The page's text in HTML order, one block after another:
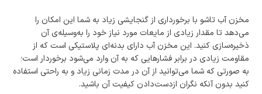
مخزن آب تاشو با برخورداری از گنجایشی زیاد به شما این امکان را
می‌دهد تا مقدار زیادی از مایعات مورد نیاز خود را به‌وسیله‌ی آن
ذخیره‌سازی کنید. این مخزن آب دارای بدنه‌ای پلاستیکی است که از
مقاومت زیادی در برابر فشارهایی که به آن وارد می‌شود برخوردار است؛
به‌ صورتی ‌که شما می‌توانید از آن در مدت زمانی زیاد و به‌ راحتی استفاده
کنید بدون آنکه نگران ازدست‌دادن کیفیت آن باشید.